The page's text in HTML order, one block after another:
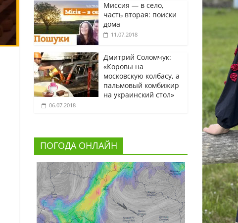
Миссия — в село,
часть вторая: поиски
дома
11.07.2018
Дмитрий Соломчук:
«Коровы на
московскую колбасу, а
пальмовый комбижир
на украинский стол»
06.07.2018
ПОГОДА ОНЛАЙН